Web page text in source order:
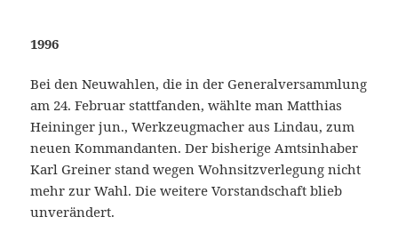
1996
Bei den Neuwahlen, die in der Generalversammlung
am 24. Februar stattfanden, wählte man Matthias
Heininger jun., Werkzeugmacher aus Lindau, zum
neuen Kommandanten. Der bisherige Amtsinhaber
Karl Greiner stand wegen Wohnsitzverlegung nicht
mehr zur Wahl. Die weitere Vorstandschaft blieb
unverändert.